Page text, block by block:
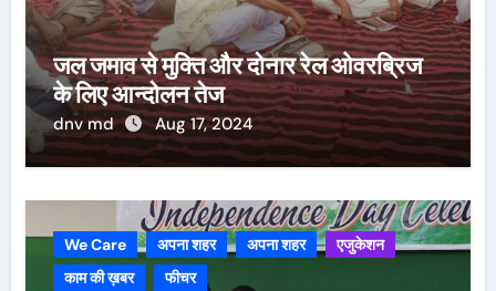
जल जमाव से मुक्ति और दोनार रेल ओवरब्रिज
के लिए आन्दोलन तेज
dnv md Aug 17, 2024
We Care अपना शहर अपना शहर
एजुकेशन
काम की ख़बर
फीचर